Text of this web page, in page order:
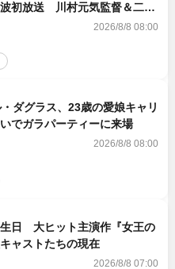
初放送 川村元気監督＆二宮
2026/8/8 08:00
ダグラス、23歳の愛娘キャリ
でガラパーティーに来場
2026/8/8 08:00
日 大ヒット主演作『女王の
ャストたちの現在
2026/8/8 07:00